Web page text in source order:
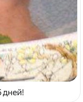
дней!